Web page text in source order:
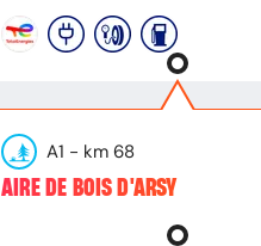
A1 - km 68
AIRE DE BOIS D'ARSY